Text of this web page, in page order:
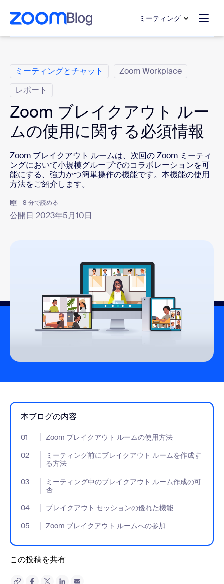
テンツへスキップ
ットへスキップ
ミーティング
ミーティングとチャット
Zoom Workplace
レポート
Zoom ブレイクアウト ルー
ムの使用に関する必須情報
Zoom ブレイクアウト ルームは、次回の Zoom ミーティ
ングにおいて小規模グループでのコラボレーションを可
能にする、強力かつ簡単操作の機能です。本機能の使用
方法をご紹介します。
8 分で読める
公開日 2023年5月10日
本ブログの内容
01 Zoom ブレイクアウト ルームの使用方法
- Jumplink to Zoom ブレイクアウト ルームの使用方法
02
ミーティング前にブレイクアウト ルームを作成す
る方法
- Jumplink to ミーティング前にブレイクアウト ルームを作成す
03
ミーティング中のブレイクアウト ルーム作成の可
否
- Jumplink to ミーティング中のブレイクアウト ルーム作成の可
04 ブレイクアウト セッションの優れた機能
- Jumplink to ブレイクアウト セッションの優れた機能
05
Zoom ブレイクアウト ルームへの参加
- Jumplink to Zoom ブレイクアウト ルームへの参加
この投稿を共有